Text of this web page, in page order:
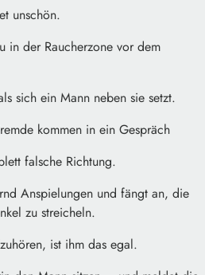
unschön.
in der Raucherzone vor dem
sich ein Mann neben sie setzt.
kommen in ein Gespräch
falsche Richtung.
Anspielungen und fängt an, die
zu streicheln.
ist ihm das egal.